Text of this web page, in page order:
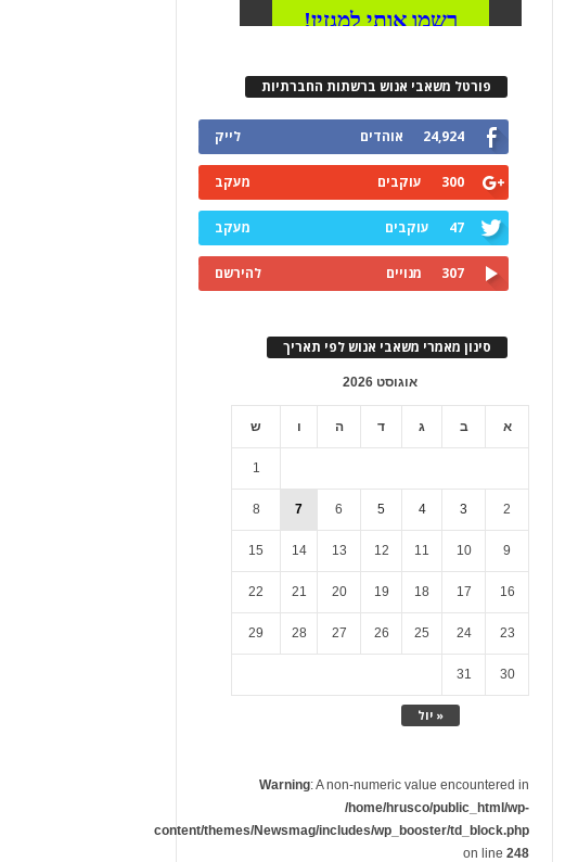
פורטל משאבי אנוש ברשתות החברתיות
24,924 אוהדים לייק
300 עוקבים מעקב
47 עוקבים מעקב
307 מנויים להירשם
סינון מאמרי משאבי אנוש לפי תאריך
אוגוסט 2026
א ב ג ד ה ו ש
« יול
1
2
3
4
5
6
7
8
9
10
11
12
13
14
15
16
17
18
19
20
21
22
23
24
25
26
27
28
29
30
31
Warning: A non-numeric value encountered in
/home/hrusco/public_html/wp-
content/themes/Newsmag/includes/wp_booster/td_block.php
on line248